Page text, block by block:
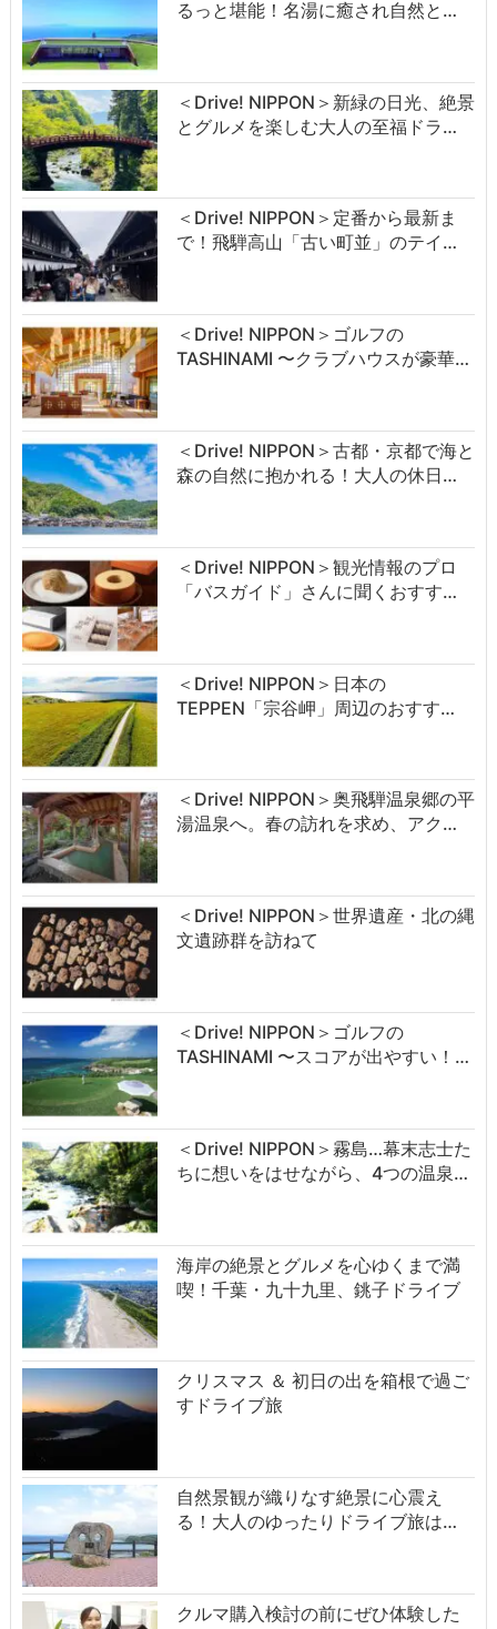
るっと堪能！名湯に癒され自然と…
＜Drive! NIPPON＞新緑の日光、絶景
とグルメを楽しむ大人の至福ドラ…
＜Drive! NIPPON＞定番から最新ま
で！飛騨高山「古い町並」のテイ…
＜Drive! NIPPON＞ゴルフの
TASHINAMI 〜クラブハウスが豪華…
＜Drive! NIPPON＞古都・京都で海と
森の自然に抱かれる！大人の休日…
＜Drive! NIPPON＞観光情報のプロ
「バスガイド」さんに聞くおすす…
＜Drive! NIPPON＞日本の
TEPPEN「宗谷岬」周辺のおすす…
＜Drive! NIPPON＞奥飛騨温泉郷の平
湯温泉へ。春の訪れを求め、アク…
＜Drive! NIPPON＞世界遺産・北の縄
文遺跡群を訪ねて
＜Drive! NIPPON＞ゴルフの
TASHINAMI 〜スコアが出やすい！…
＜Drive! NIPPON＞霧島…幕末志士た
ちに想いをはせながら、4つの温泉…
海岸の絶景とグルメを心ゆくまで満
喫！千葉・九十九里、銚子ドライブ
クリスマス ＆ 初日の出を箱根で過ご
すドライブ旅
自然景観が織りなす絶景に心震え
る！大人のゆったりドライブ旅は…
クルマ購入検討の前にぜひ体験した